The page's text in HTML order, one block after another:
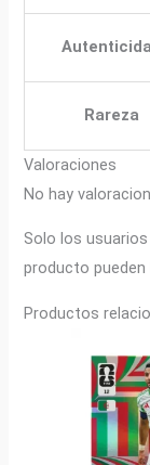
Rareza
Valoraciones
No hay
Solo los
producto pueden
Productos